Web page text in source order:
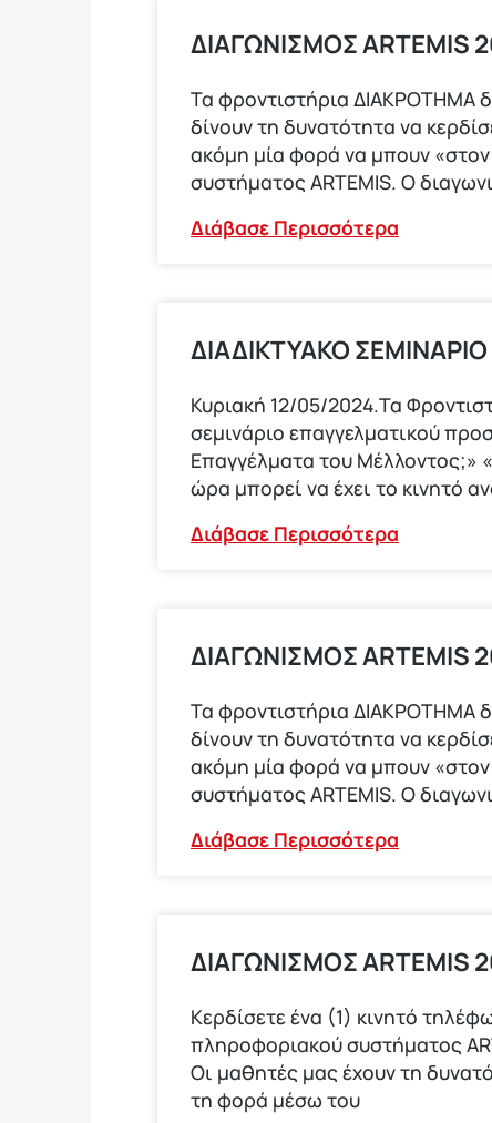
ΔΙΑΓΩΝΙΣΜΟΣ ARTEMIS
Τα φροντιστήρια ΔΙΑΚΡΟΤΗΜΑ
δίνουν τη δυνατότητα να
ακόμη μία φορά να μπουν
συστήματος ARTEMIS. Ο
Διάβασε Περισσότερα
ΔΙΑΔΙΚΤΥΑΚΟ
Κυριακή 12/05/2024.Τα
σεμινάριο επαγγελματικού
Επαγγέλματα του Μέλλοντος;»
ώρα μπορεί να έχει το κινητό
Διάβασε Περισσότερα
ΔΙΑΓΩΝΙΣΜΟΣ ΑRTEMIS
Τα φροντιστήρια ΔΙΑΚΡΟΤΗΜΑ
δίνουν τη δυνατότητα να
ακόμη μία φορά να μπουν
συστήματος ARTEMIS. Ο
Διάβασε Περισσότερα
ΔΙΑΓΩΝΙΣΜΟΣ ARTEMIS
Κερδίσετε ένα (1) κινητό
πληροφοριακού συστήματος
Οι μαθητές μας έχουν τη
τη φορά μέσω του